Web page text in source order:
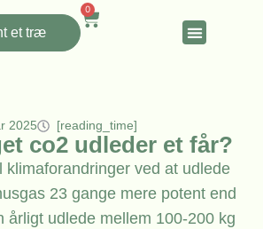
et træ
0
2025 [reading_time]
co2 udleder et får?
klimaforandringer ved at udlede
23 gange mere potent end
årligt udlede mellem 100-200 kg